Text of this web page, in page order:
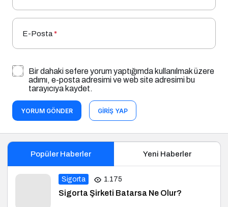
E-Posta*
Bir dahaki sefere yorum yaptığımda kullanılmak üzere
adımı, e-posta adresimi ve web site adresimi bu
tarayıcıya kaydet.
YORUM GÖNDER GIRIŞ YAP
Popüler Haberler Yeni Haberler
Sigorta 1.175
Sigorta Şirketi Batarsa Ne Olur?